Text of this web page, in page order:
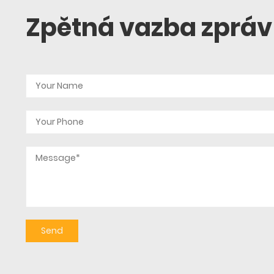
Zpětná vazba zpráv